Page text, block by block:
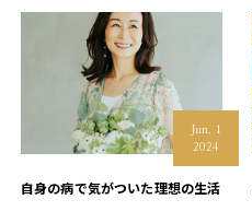
Jun. 1
2024
自身の病で気がついた理想の生活